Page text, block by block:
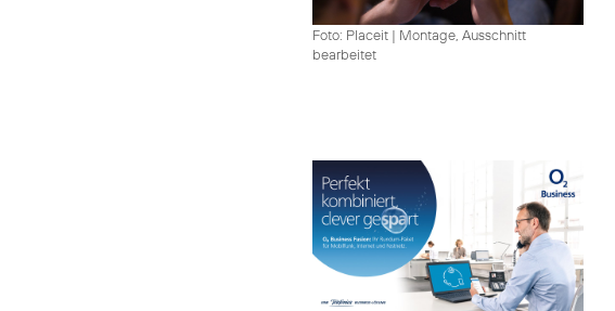
Foto: Placeit | Montage, Ausschnitt
bearbeitet